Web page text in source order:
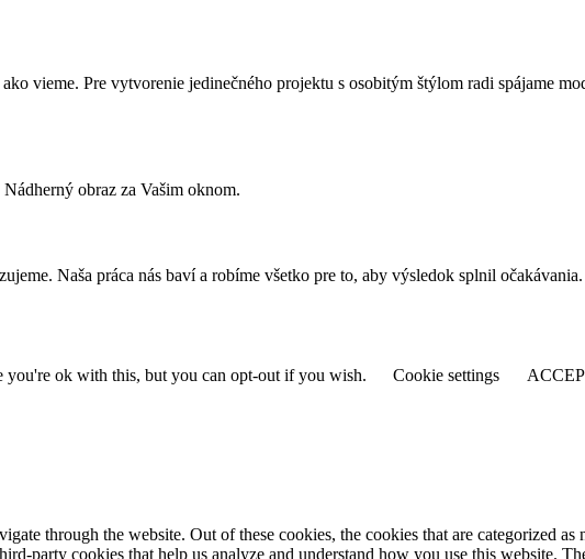
vieme. Pre vytvorenie jedinečného projektu s osobitým štýlom radi spájame
obraz za Vašim oknom.
Naša práca nás baví a robíme všetko pre to, aby výsledok splnil
you're ok with this, but you can opt-out if you wish. Cookie settings
through the website. Out of these cookies, the cookies that are categorized as
party cookies that help us analyze and understand how you use this website.